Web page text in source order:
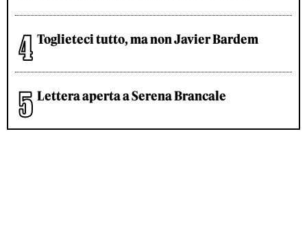
Toglieteci tutto, ma non Javier Bardem
Lettera aperta a Serena Brancale